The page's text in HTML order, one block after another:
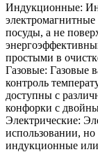
Индукционные:
электромагнитные
посуды, а не
простыми в
Газовые: Газовые
контроль
доступны с
конфорки с
Электрические:
использовании,
индукционные